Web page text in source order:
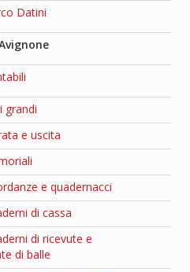
Datini
grandi
e uscita
e quadernacci
di cassa
di ricevute e
di balle